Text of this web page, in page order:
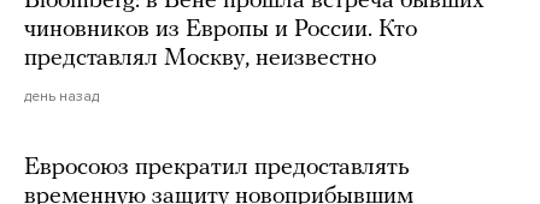
чиновников из Европы и России. Кто
представлял Москву, неизвестно
день назад
Евросоюз прекратил предоставлять
временную защиту новоприбывшим